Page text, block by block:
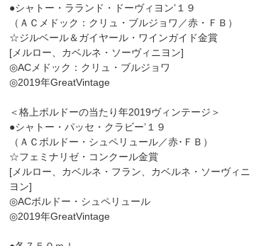
●シャトー・ラランド・ドーヴィヨン’１９
（ＡＣメドック：クリュ・ブルジョワ／赤・ＦＢ）
☆ジルベール＆ガイヤール・ワインガイド金賞
[メルロー、カベルネ・ソーヴィニヨン]
◎ACメドック：クリュ・ブルジョワ
◎2019年GreatVintage
＜格上ボルドーの当たり年2019ヴィンテージ＞
●シャトー・パッセ・クラビー’１９
（ＡＣボルドー・シュペリュール／赤･ＦＢ）
☆フェミナリゼ・コンクール金賞
[メルロー、カベルネ・フラン、カベルネ・ソーヴィニ
ヨン]
◎ACボルドー・シュペリュール
◎2019年GreatVintage